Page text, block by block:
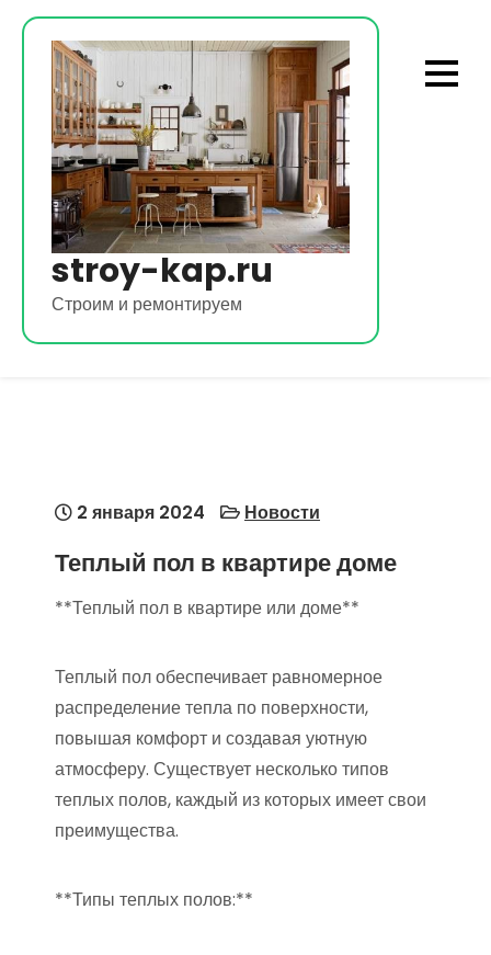
Перейти
содержимому
stroy-kap.ru
Строим и ремонтируем
2 января 2024 Новости
Теплый пол в квартире доме
**Теплый пол в квартире или доме**
Теплый пол обеспечивает равномерное
распределение тепла по поверхности,
повышая комфорт и создавая уютную
атмосферу. Существует несколько типов
теплых полов, каждый из которых имеет свои
преимущества.
**Типы теплых полов:**